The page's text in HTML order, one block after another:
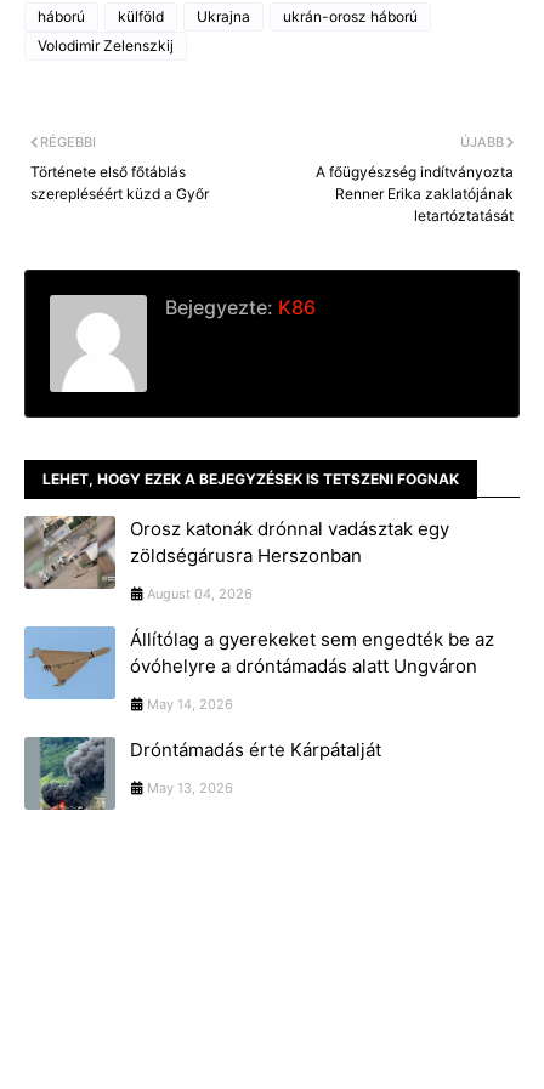
b
o
s
e
n
i
l
y
L
háború külföld Ukrajna
ukrán-orosz háború
Volodimir Zelenszkij
ÚJABB
A főügyészség indítványozta
Renner Erika zaklatójának
letartóztatását
RÉGEBBI
Története első főtáblás
szerepléséért küzd a Győr
Bejegyezte: K86
LEHET, HOGY EZEK A BEJEGYZÉSEK IS TETSZENI FOGNAK
Orosz katonák drónnal vadásztak egy
zöldségárusra Herszonban
August 04, 2026
Állítólag a gyerekeket sem engedték be az
óvóhelyre a dróntámadás alatt Ungváron
May 14, 2026
Dróntámadás érte Kárpátalját
May 13, 2026